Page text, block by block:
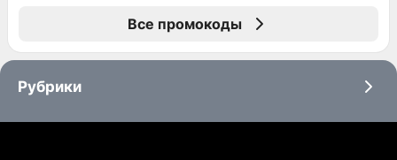
Все промокоды
Рубрики